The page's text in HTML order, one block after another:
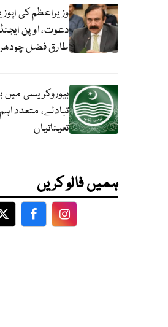
وزیراعظم کی
دعوت، اوپن
طارق فضل
بیوروکریسی میں
تبادلے، متعدد
تعیناتیاں
ہمیں فالو کریں
TwitterFacebookFacebook